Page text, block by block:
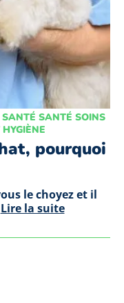
SANTÉ SOINS
pourquoi
le choyez et il
Lire la suite